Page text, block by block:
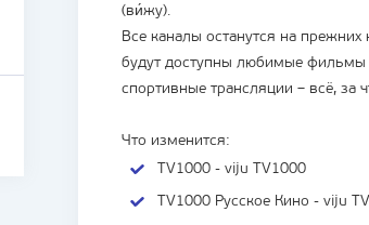
(ви́жу).
Все каналы останутся на
будут доступны любимые фильмы
спортивные трансляции – всё, за
Что изменится:
TV1000 - viju TV1000
TV1000 Русское Кино - viju